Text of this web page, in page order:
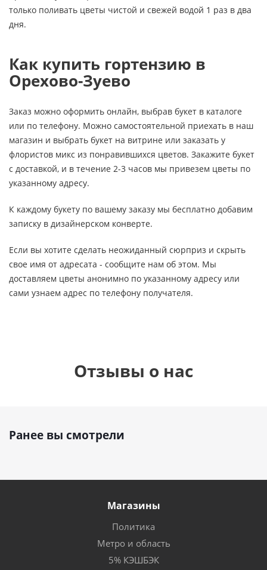
только поливать цветы чистой и свежей водой 1 раз в два
дня.
Как купить гортензию в
Орехово-Зуево
Заказ можно оформить онлайн, выбрав букет в каталоге
или по телефону. Можно самостоятельной приехать в наш
магазин и выбрать букет на витрине или заказать у
флористов микс из понравившихся цветов. Закажите букет
с доставкой, и в течение 2-3 часов мы привезем цветы по
указанному адресу.
К каждому букету по вашему заказу мы бесплатно добавим
записку в дизайнерском конверте.
Если вы хотите сделать неожиданный сюрприз и скрыть
свое имя от адресата - сообщите нам об этом. Мы
доставляем цветы анонимно по указанному адресу или
сами узнаем адрес по телефону получателя.
Отзывы о нас
Ранее вы смотрели
Магазины
Политика
Метро и область
5% КЭШБЭК